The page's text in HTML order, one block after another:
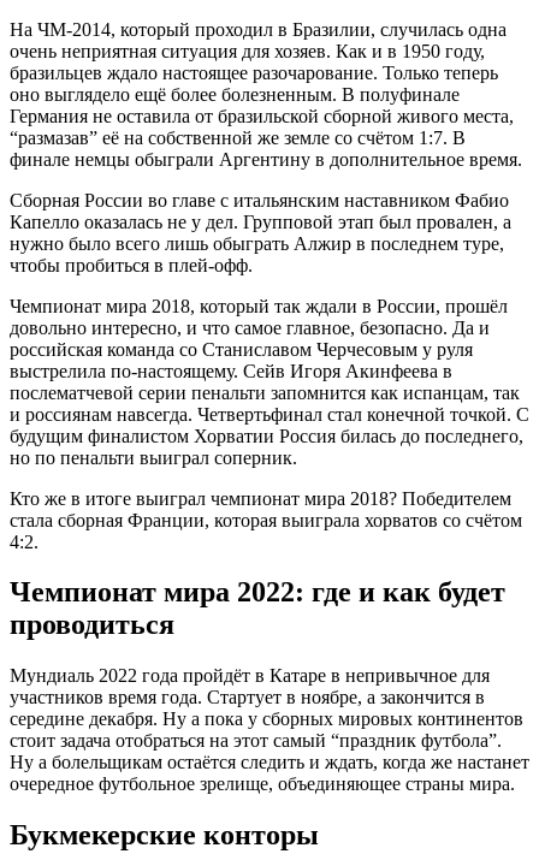
На ЧМ-2014, который проходил в Бразилии, случилась одна
очень неприятная ситуация для хозяев. Как и в 1950 году,
бразильцев ждало настоящее разочарование. Только теперь
оно выглядело ещё более болезненным. В полуфинале
Германия не оставила от бразильской сборной живого места,
“размазав” её на собственной же земле со счётом 1:7. В
финале немцы обыграли Аргентину в дополнительное время.
Сборная России во главе с итальянским наставником Фабио
Капелло оказалась не у дел. Групповой этап был провален, а
нужно было всего лишь обыграть Алжир в последнем туре,
чтобы пробиться в плей-офф.
Чемпионат мира 2018, который так ждали в России, прошёл
довольно интересно, и что самое главное, безопасно. Да и
российская команда со Станиславом Черчесовым у руля
выстрелила по-настоящему. Сейв Игоря Акинфеева в
послематчевой серии пенальти запомнится как испанцам, так
и россиянам навсегда. Четвертьфинал стал конечной точкой. С
будущим финалистом Хорватии Россия билась до последнего,
но по пенальти выиграл соперник.
Кто же в итоге выиграл чемпионат мира 2018? Победителем
стала сборная Франции, которая выиграла хорватов со счётом
4:2.
Чемпионат мира 2022: где и как будет
проводиться
Мундиаль 2022 года пройдёт в Катаре в непривычное для
участников время года. Стартует в ноябре, а закончится в
середине декабря. Ну а пока у сборных мировых континентов
стоит задача отобраться на этот самый “праздник футбола”.
Ну а болельщикам остаётся следить и ждать, когда же настанет
очередное футбольное зрелище, объединяющее страны мира.
Букмекерские конторы